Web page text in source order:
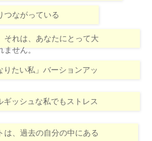
つながっている
それは、あなたにとって大
ません。
りたい私」バーションアッ
ギッシュな私でもストレス
は、過去の自分の中にある